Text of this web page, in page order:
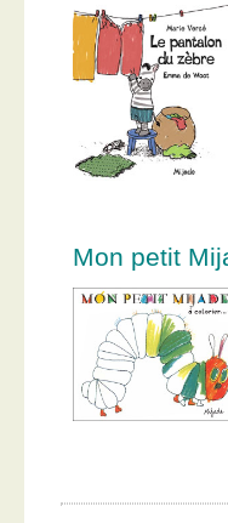
Mon petit